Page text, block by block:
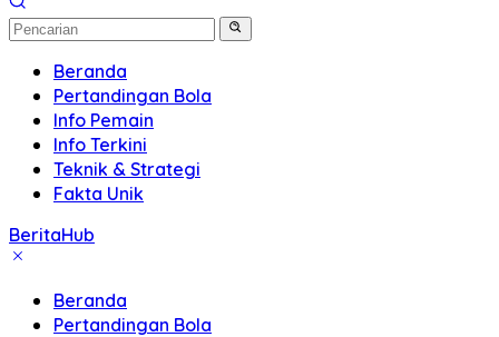
Beranda
Pertandingan Bola
Info Pemain
Info Terkini
Teknik & Strategi
Fakta Unik
BeritaHub
Beranda
Pertandingan Bola